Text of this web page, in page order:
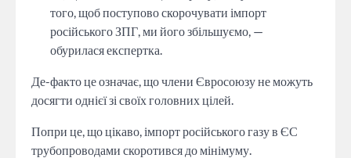
того, щоб поступово скорочувати імпорт
російського ЗПГ, ми його збільшуємо, —
обурилася експертка.
Де-факто це означає, що члени Євросоюзу не можуть
досягти однієї зі своїх головних цілей.
Попри це, що цікаво, імпорт російського газу в ЄС
трубопроводами скоротився до мінімуму.